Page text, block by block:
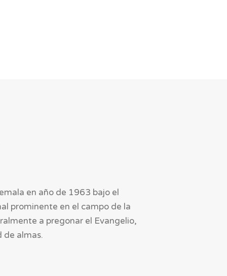
en año de 1963 bajo el
prominente en el campo de la
a pregonar el Evangelio,
de almas.